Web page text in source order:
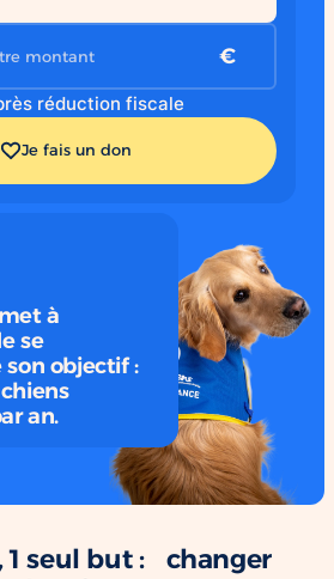
€
réduction fiscale
Je fais un don
à
se
son objectif :
an.
1 seul but : changer